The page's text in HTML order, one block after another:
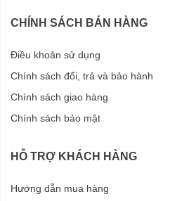
tăng phạm vi phun thuốc.
tiên lựa chọn trong các sản phẩm
Sử dụng thép không gỉ, chất liệu
Pandora PA-22A có khả năng điều
một cách linh hoạt, rất hiệu quả để
CHÍNH SÁCH BÁN HÀNG
Điều khoản sử dụng
Chính sách đổi, trả và bảo hành
Chính sách giao hàng
Chính sách bảo mật
HỖ TRỢ KHÁCH HÀNG
Hướng dẫn mua hàng